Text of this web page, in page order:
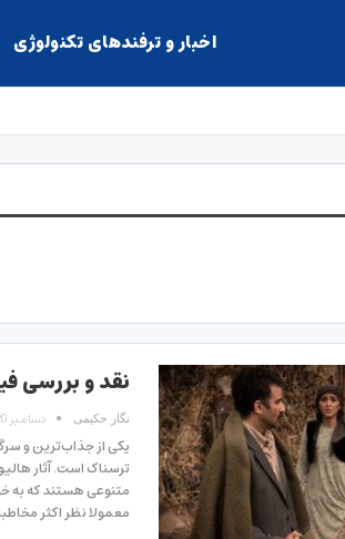
اخبار و ترفندهای تکنولوژی
نقد و بررسی
نگار حکیمی دسامبر 20, 2023
یکی از جذاب‌ترین و
ترسناک است. آثار
متنوعی هستند که به
معمولا نظر اکثر